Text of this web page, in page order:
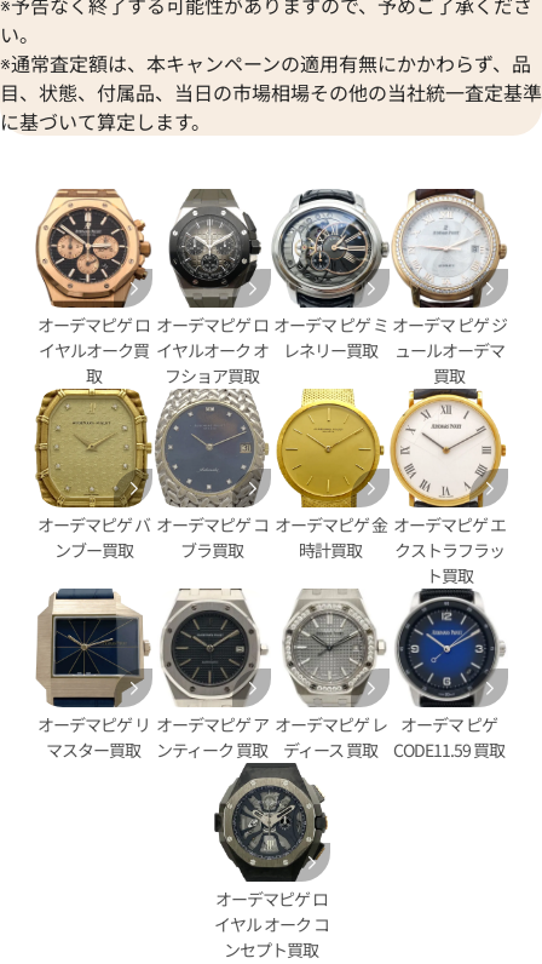
ロイヤルオーク オフショア
26420SO.OO.A002CA.01
日時点の参考買取価格です
オーデマ ピゲ ロイヤルオー
クロノグラフ
参考買取価格
4,692,000円
※2026年1月27日時点の参考
ロイヤルオーク オフショア
26420CE.OO.A043VE.01
日時点の参考買取価格です
オーデマ ピゲ ロイヤルオー
クロノグラフ
参考買取価格
6,747,000
※2026年5月9日時点の参考買
い。
※通常査定額は、本キャンペーンの適用有無にかかわらず、品
目、状態、付属品、当日の市場相場その他の当社統一査定基準
に基づいて算定します。
オーデマピゲ ロ
イヤルオーク買
取
オーデマピゲ ロ
イヤルオーク オ
フショア買取
オーデマ ピゲ ミ
レネリー買取
オーデマ ピゲ ジ
ュールオーデマ
買取
オーデマピゲ バ
ンブー買取
オーデマピゲ コ
ブラ買取
オーデマピゲ 金
時計買取
オーデマピゲ エ
クストラフラッ
ト買取
オーデマピゲ リ
マスター買取
オーデマピゲ ア
ンティーク 買取
オーデマピゲ レ
ディース 買取
オーデマ ピゲ
CODE11.59 買取
オーデマピゲ ロ
イヤル オーク コ
ンセプト買取